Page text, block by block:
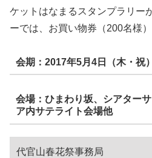
ケットはなまるスタンプラリー
ーでは、お買い物券（200名様
会期：2017年5月4日（木・祝
会場：ひまわり坂、シアター
ア内サテライト会場他
代官山春花祭事務局